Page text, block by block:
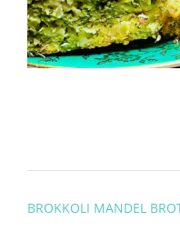
Post
BROKKOLI MANDEL